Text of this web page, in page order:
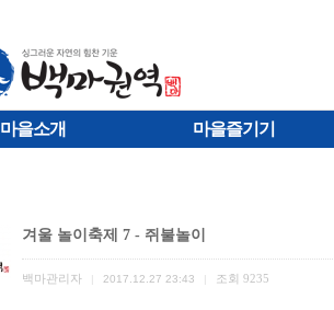
마을소개 마을즐기기
겨울 놀이축제 7 - 쥐불놀이
백마관리자 2017.12.27 23:43 조회 9235